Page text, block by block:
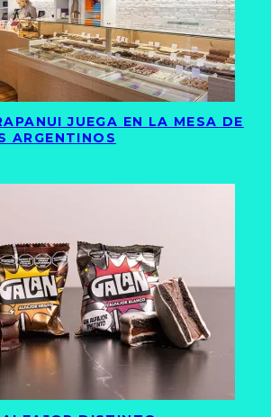
JUEGA EN LA MESA DE
ARGENTINOS